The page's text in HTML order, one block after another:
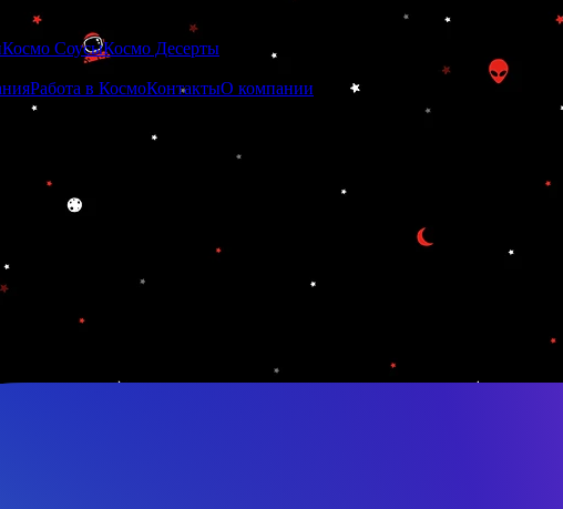
Космо СоусыКосмо Десерты
Работа в КосмоКонтактыО компании